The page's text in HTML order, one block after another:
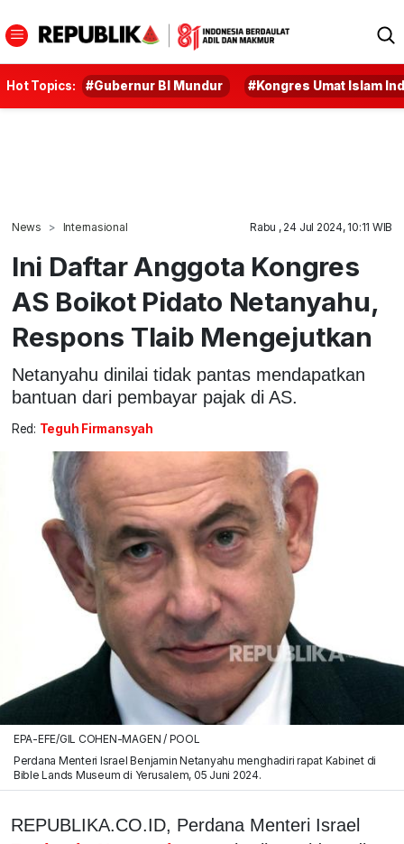
Hot Topics: #Gubernur BI Mundur #Kongres Umat Islam
News Internasional Rabu , 24 Jul 2024, 10:11 WIB
Ini Daftar Anggota Kongres
AS Boikot Pidato Netanyahu,
Respons Tlaib Mengejutkan
Netanyahu dinilai tidak pantas mendapatkan
bantuan dari pembayar pajak di AS.
Red: Teguh Firmansyah
EPA-EFE/GIL COHEN-MAGEN / POOL
Perdana Menteri Israel Benjamin Netanyahu menghadiri rapat Kabinet di
Bible Lands Museum di Yerusalem, 05 Juni 2024.
REPUBLIKA.CO.ID, Perdana Menteri Israel